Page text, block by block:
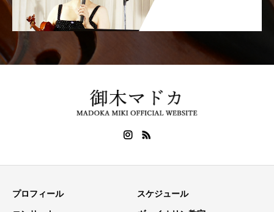
プロフィール スケジュール